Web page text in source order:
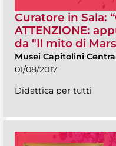
Curatore in Sala:
ATTENZIONE:
da "Il mito di
Musei Capitolini
01/08/2017
Didattica per tutti